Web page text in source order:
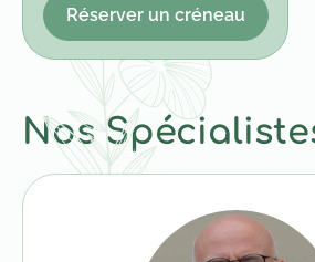
Réserver un créneau
Nos